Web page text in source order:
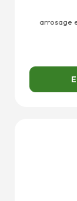
arrosage